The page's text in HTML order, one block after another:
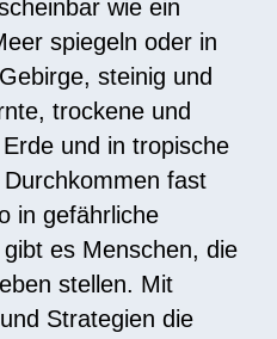
wie ein
spiegeln oder in
steinig und
trockene und
und in tropische
fast
in gefährliche
es Menschen, die
stellen. Mit
Strategien die